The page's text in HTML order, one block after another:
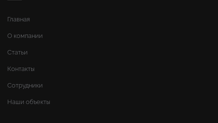
Главная
О компании
Статьи
Контакты
Сотрудники
Наши объекты